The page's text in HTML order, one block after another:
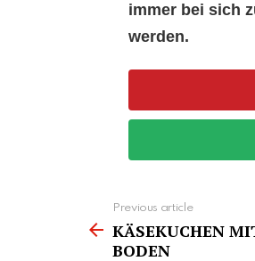
immer bei sich
werden.
more
Previous article
KÄSEKUCHEN
BODEN